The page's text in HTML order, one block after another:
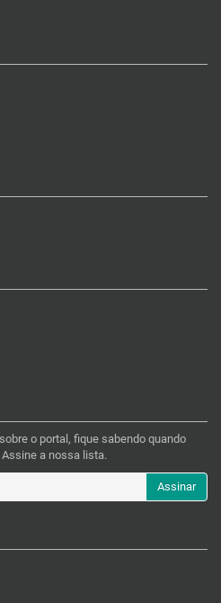
o portal, fique sabendo quando
a nossa lista.
Assinar